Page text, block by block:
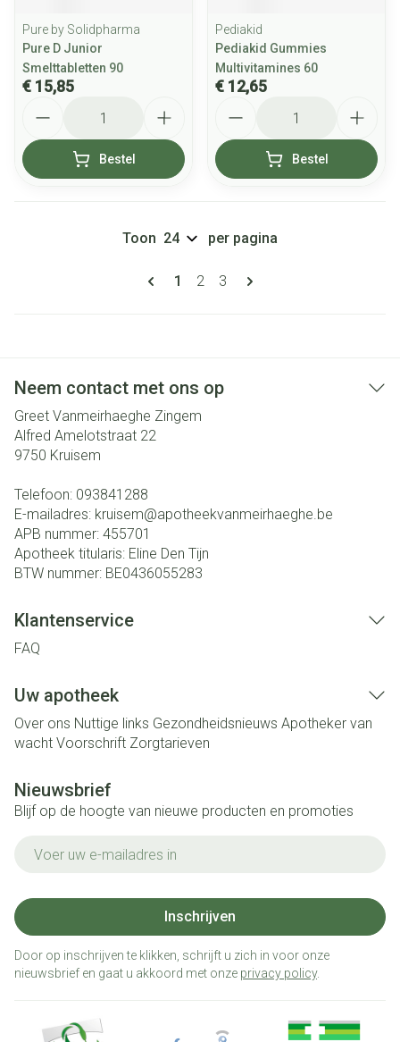
Pure by Solidpharma
Pure D Junior
Smelttabletten 90
€ 15,85
Bestel
Pediakid
Pediakid Gummies
Multivitamines 60
€ 12,65
Bestel
Pagina's
U lees momenteel pagina
1 Pagina
2 Pagina
3
Toon per pagina
Neem contact met ons op
Greet Vanmeirhaeghe Zingem
Alfred Amelotstraat 22
9750 Kruisem
Telefoon: 093841288
E-mailadres: kruisem@apotheekvanmeirhaeghe.be
APB nummer: 455701
Apotheek titularis: Eline Den Tijn
BTW nummer: BE0436055283
Klantenservice
FAQ
Uw apotheek
Over ons Nuttige links Gezondheidsnieuws Apotheker van
wacht Voorschrift Zorgtarieven
Nieuwsbrief
Blijf op de hoogte van nieuwe producten en promoties
Inschrijven
Door op inschrijven te klikken, schrijft u zich in voor onze
nieuwsbrief en gaat u akkoord met onze privacy policy.